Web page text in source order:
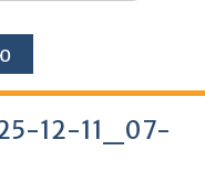
12-11_07-